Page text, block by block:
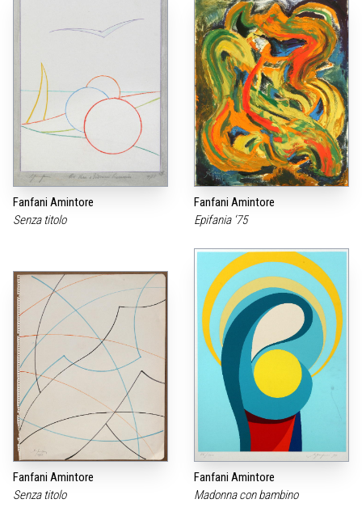
Fanfani Amintore
Senza titolo
Fanfani Amintore
Epifania ‘75
Fanfani Amintore
Senza titolo
Fanfani Amintore
Madonna con bambino